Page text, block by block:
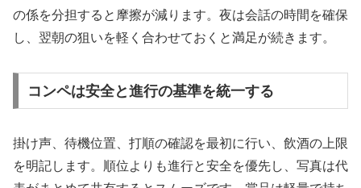
の係を分担すると摩擦が減ります。夜は会話の時間を確保
し、翌朝の狙いを軽く合わせておくと満足が続きます。
コンペは安全と進行の基準を統一する
掛け声、待機位置、打順の確認を最初に行い、飲酒の上限
を明記します。順位よりも進行と安全を優先し、写真は代